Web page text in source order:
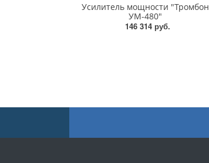
Усилитель мощности "Тромбон
УМ-480"
146 314 руб.